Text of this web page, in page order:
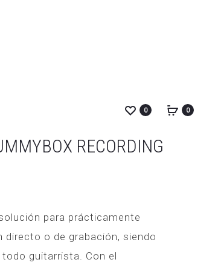
0 0
RECORDING
para prácticamente
directo o de grabación, siendo
guitarrista. Con el